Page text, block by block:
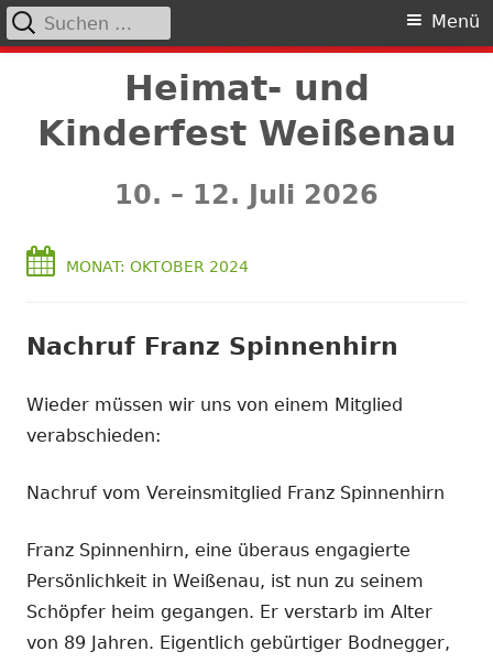
Inhalt
Heimat- und
Kinderfest Weißenau
10. – 12. Juli 2026
Primäres
Menü
Suchen
nach:
MONAT: OKTOBER 2024
Nachruf Franz Spinnenhirn
Wieder müssen wir uns von einem Mitglied
verabschieden:
Nachruf vom Vereinsmitglied Franz Spinnenhirn
Franz Spinnenhirn, eine überaus engagierte
Persönlichkeit in Weißenau, ist nun zu seinem
Schöpfer heim gegangen. Er verstarb im Alter
von 89 Jahren. Eigentlich gebürtiger Bodnegger,